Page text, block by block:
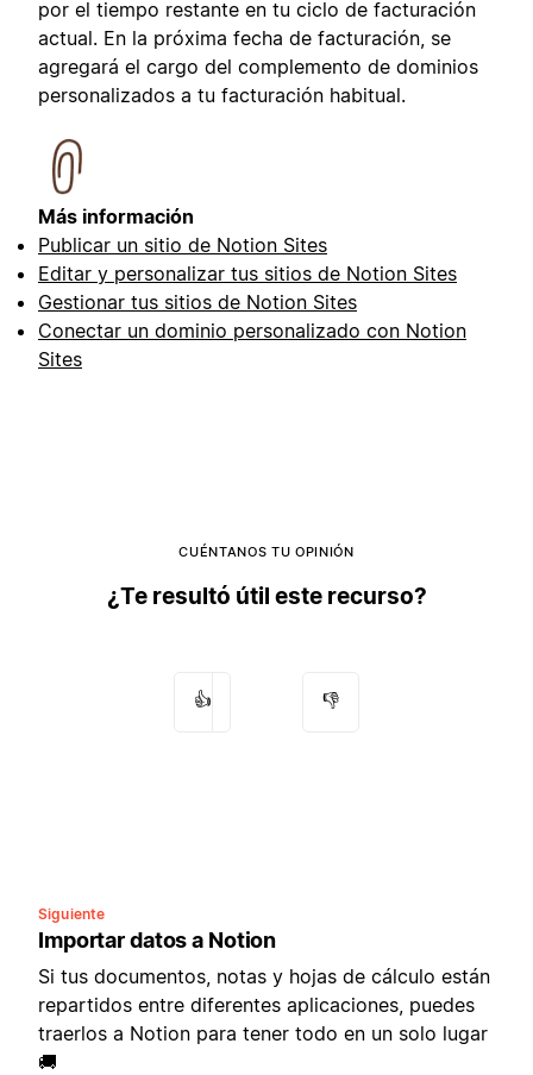
por el tiempo restante en tu ciclo de facturación
actual. En la próxima fecha de facturación, se
agregará el cargo del complemento de dominios
personalizados a tu facturación habitual.
Más información
Publicar un sitio de Notion Sites
Editar y personalizar tus sitios de Notion Sites
Gestionar tus sitios de Notion Sites
Conectar un dominio personalizado con Notion
Sites
CUÉNTANOS TU OPINIÓN
¿Te resultó útil este recurso?
👍 👎
Siguiente
Importar datos a Notion
Si tus documentos, notas y hojas de cálculo están
repartidos entre diferentes aplicaciones, puedes
traerlos a Notion para tener todo en un solo lugar
🚚